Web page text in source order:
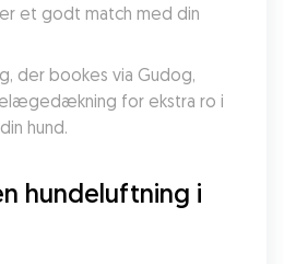
et godt match med din
der bookes via Gudog,
for ekstra ro i
hund.
hundeluftning i